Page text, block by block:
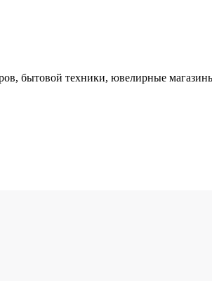
бытовой техники, ювелирные